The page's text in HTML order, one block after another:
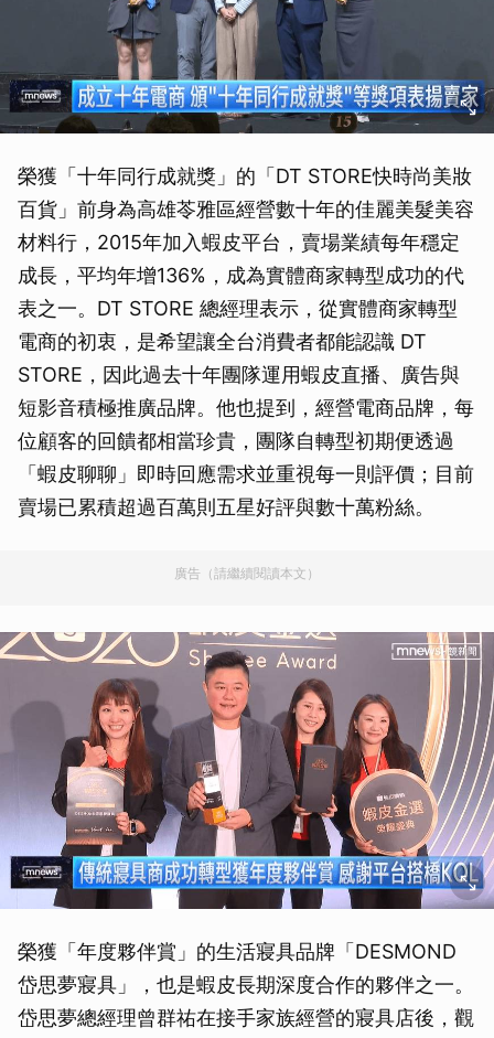
榮獲「十年同行成就獎」的「DT STORE快時尚美妝
百貨」前身為高雄苓雅區經營數十年的佳麗美髮美容
材料行，2015年加入蝦皮平台，賣場業績每年穩定
成長，平均年增136%，成為實體商家轉型成功的代
表之一。DT STORE 總經理表示，從實體商家轉型
電商的初衷，是希望讓全台消費者都能認識 DT
STORE，因此過去十年團隊運用蝦皮直播、廣告與
短影音積極推廣品牌。他也提到，經營電商品牌，每
位顧客的回饋都相當珍貴，團隊自轉型初期便透過
「蝦皮聊聊」即時回應需求並重視每一則評價；目前
賣場已累積超過百萬則五星好評與數十萬粉絲。
廣告（請繼續閱讀本文）
榮獲「年度夥伴賞」的生活寢具品牌「DESMOND
岱思夢寢具」，也是蝦皮長期深度合作的夥伴之一。
岱思夢總經理曾群祐在接手家族經營的寢具店後，觀